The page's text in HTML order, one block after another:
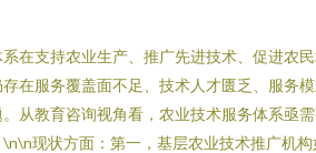
在支持农业生产、推广先进技术、促进农
在服务覆盖面不足、技术人才匮乏、服务
从教育咨询视角看，农业技术服务体系亟
现状方面：第一，基层农业技术推广机构